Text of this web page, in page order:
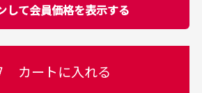
して会員価格を表示する
カートに入れる